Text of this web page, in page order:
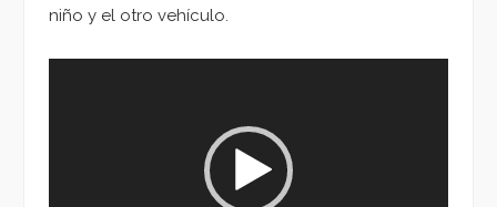
niño y el otro vehículo.